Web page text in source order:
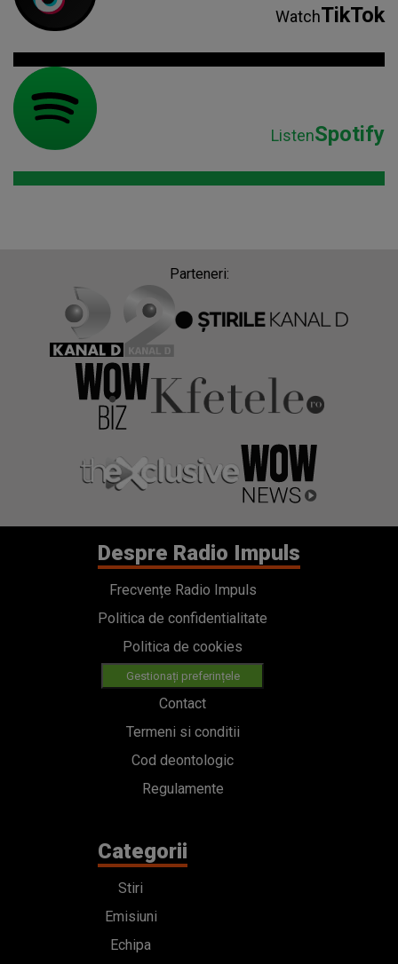
WatchTikTok
ListenSpotify
Parteneri:
Despre Radio Impuls
Frecvențe Radio Impuls
Politica de confidentialitate
Politica de cookies
Gestionați preferințele
Contact
Termeni si conditii
Cod deontologic
Regulamente
Categorii
Stiri
Emisiuni
Echipa